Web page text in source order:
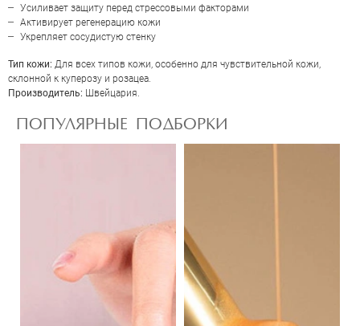
Отправить
Усиливает защиту перед стрессовыми факторами
Активирует регенерацию кожи
Укрепляет сосудистую стенку
Тип кожи: Для всех типов кожи, особенно для чувствительной кожи,
склонной к куперозу и розацеа.
Производитель: Швейцария.
ПОПУЛЯРНЫЕ ПОДБОРКИ